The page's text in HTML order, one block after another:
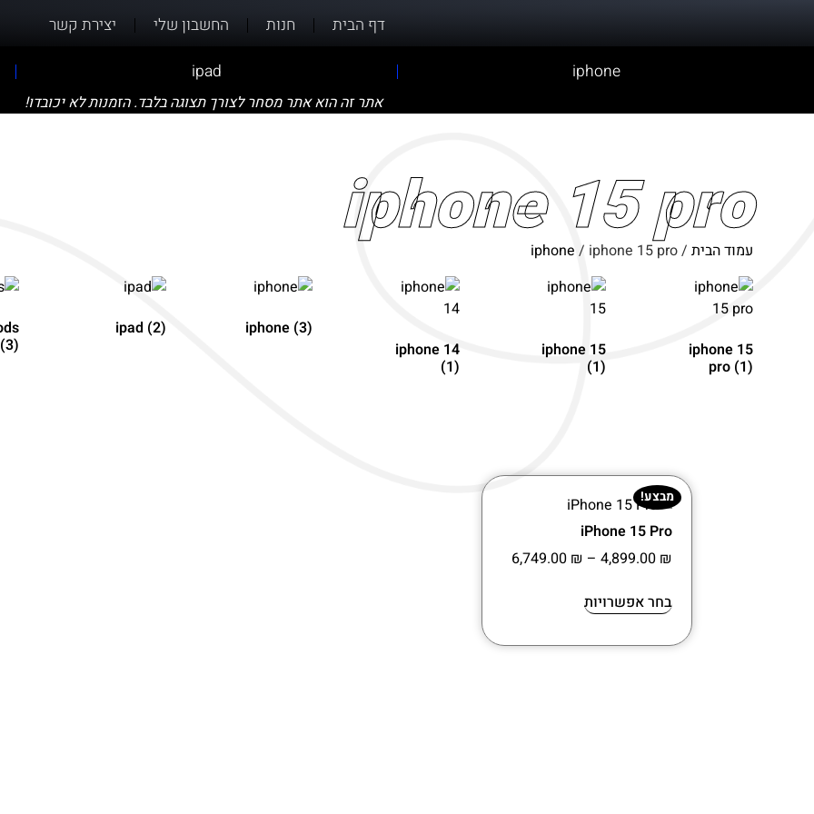
דף הבית חנות החשבון שלי יצירת קשר
iphone
ipad
אתר זה הוא אתר מסחר לצורך תצוגה בלבד. הזמנות לא יכובדו!
iphone 15 pro
עמוד הבית /
iphone / iphone 15 pro
iphone 15
pro (1)
iphone 15
(1)
iphone 14
(1)
iphone (3)
ipad (2)
(3)
מבצע!
iPhone 15 Pro
4,899.00 ₪
–
6,749.00 ₪
בחר אפשרויות